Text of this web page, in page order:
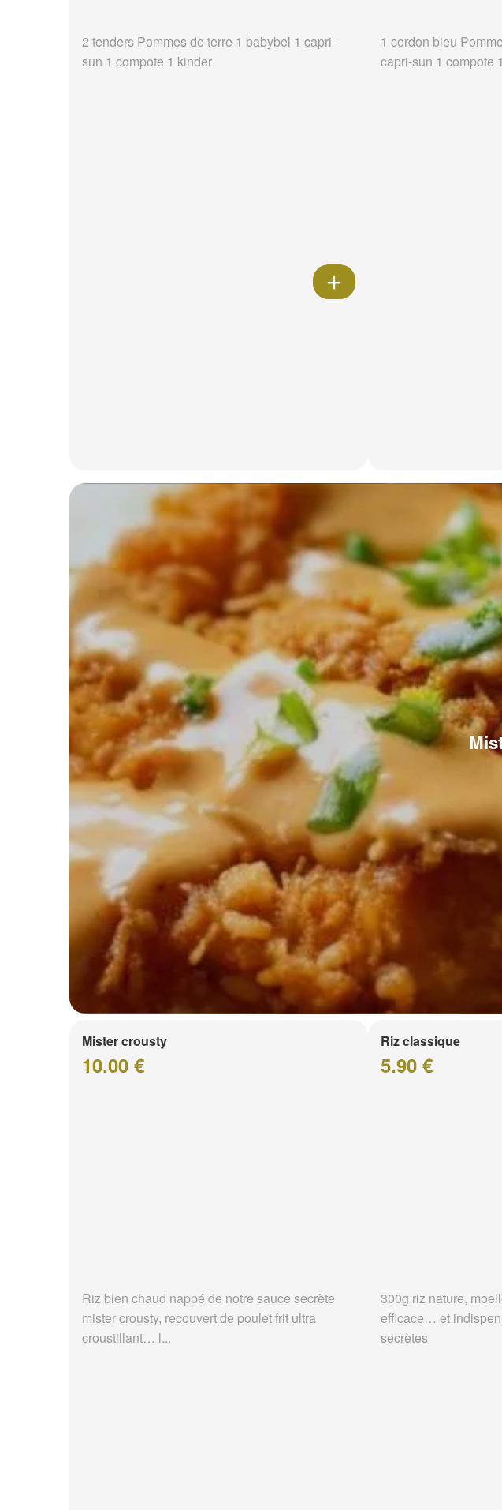
2 tenders Pommes de terre 1 babybel 1 capri-
sun 1 compote 1 kinder
1 cordon bleu
capri-sun 1 compote
Mister crousty
10.00 €
Riz bien chaud nappé de notre sauce secrète
mister crousty, recouvert de poulet frit ultra
croustillant… l...
Riz classique
5.90 €
300g riz nature,
efficace… et
secrètes